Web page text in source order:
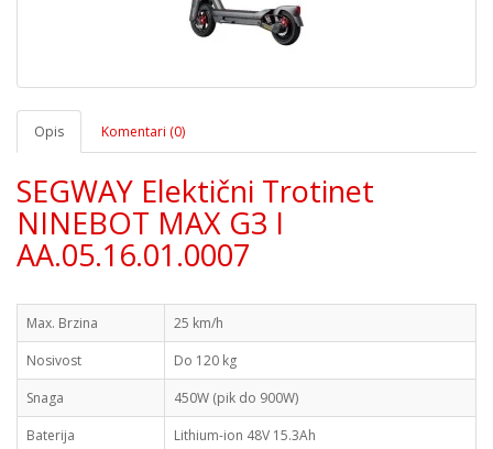
Opis Komentari (0)
SEGWAY Elektični Trotinet
NINEBOT MAX G3 I
AA.05.16.01.0007
Max. Brzina
25 km/h
Nosivost
Do 120 kg
Snaga
450W (pik do 900W)
Baterija
Lithium-ion 48V 15.3Ah